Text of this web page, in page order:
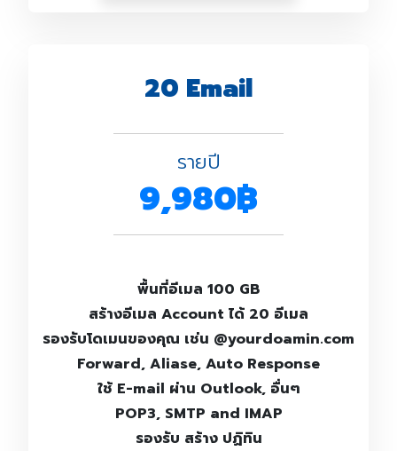
20 Email
รายปี
9,980฿
พื้นที่อีเมล 100 GB
สร้างอีเมล Account ได้ 20 อีเมล
รองรับโดเมนของคุณ เช่น @yourdoamin.com
Forward, Aliase, Auto Response
ใช้ E-mail ผ่าน Outlook, อื่นๆ
POP3, SMTP and IMAP
รองรับ สร้าง ปฏิทิน